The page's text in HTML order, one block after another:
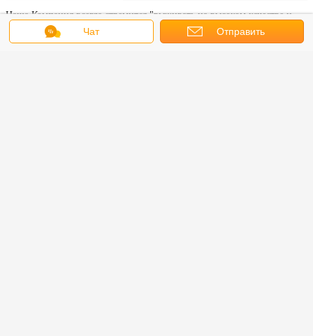
Наша Компания всегда стремится "выживать на высоком качестве и
стремиться к развитию с престижем", будет предлагать лучший сервис
Чат Отправить